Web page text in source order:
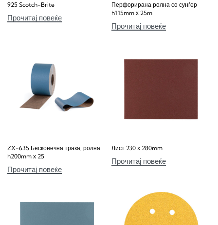
925 Scotch-Brite
Прочитај повеќе
Перфорирана ролна со сунѓер
h115mm х 25m
Прочитај повеќе
ZX-635 Бесконечна трака, ролна
h200mm х 25
Прочитај повеќе
Лист 230 х 280mm
Прочитај повеќе